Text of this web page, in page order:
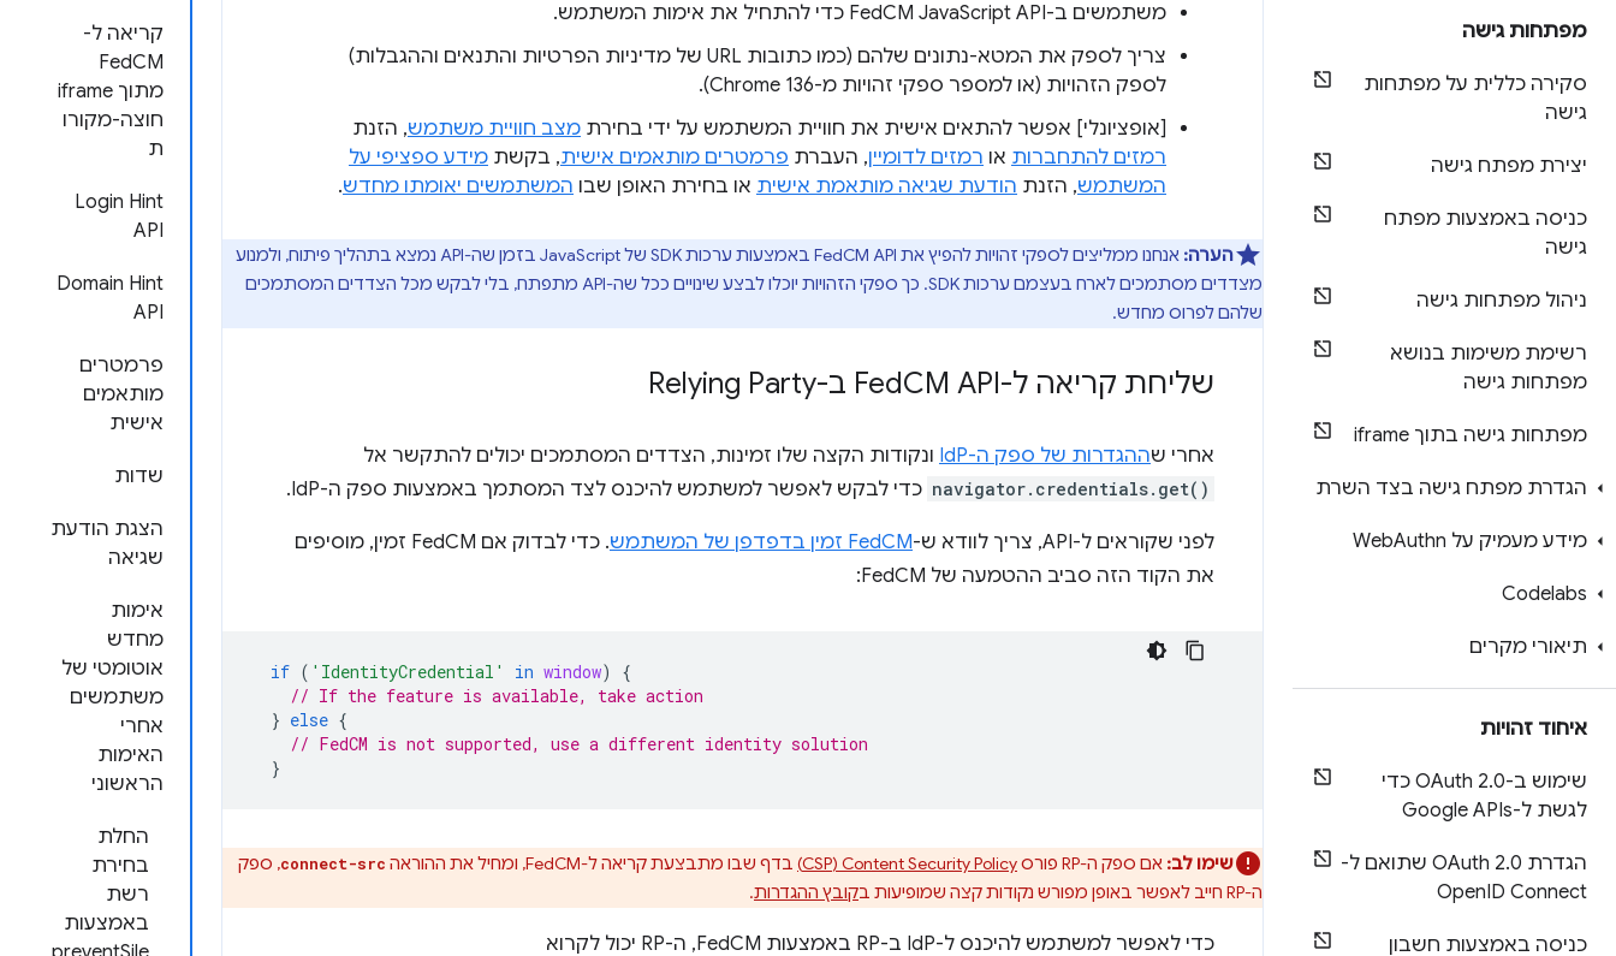
מפתחות גישה
סקירה כללית על מפתחות
גישה
יצירת מפתח גישה
כניסה באמצעות מפתח
גישה
ניהול מפתחות גישה
רשימת משימות בנושא
מפתחות גישה
מפתחות גישה בתוך iframe
הגדרת מפתח גישה בצד השרת
מידע מעמיק על Web Authn
Codelabs
תיאורי מקרים
איחוד זהויות
שימוש ב-OAuth 2 .
0 כדי
לגשת ל-Google APIs
הגדרת OAuth 2 .
0 שתואם ל-
OpenID Connect
כניסה באמצעות חשבון
קריאה ל-
FedCM
מתוך iframe
חוצה-מקורו
ת
Login Hint
API
Domain Hint
API
פרמטרים
מותאמים
אישית
שדות
הצגת הודעת
שגיאה
אימות
מחדש
אוטומטי של
משתמשים
אחרי
האימות
הראשוני
החלת
בחירת
רשת
באמצעות
משתמשים ב-FedCM JavaScript API כדי להתחיל את אימות המשתמש.
צריך לספק את המטא-נתונים שלהם (כמו כתובות URL של מדיניות הפרטיות והתנאים וההגבלות)
לספק הזהויות (או למספר ספקי זהויות מ-Chrome 136).
[אופציונלי] אפשר להתאים אישית את חוויית המשתמש על ידי בחירת מצב חוויית משתמש, הזנת
רמזים להתחברות או רמזים לדומיין, העברת פרמטרים מותאמים אישית, בקשת מידע ספציפי על
המשתמש, הזנת הודעת שגיאה מותאמת אישית או בחירת האופן שבו המשתמשים יאומתו מחדש.
הערה:
אנחנו ממליצים לספקי זהויות להפיץ את FedCM API באמצעות ערכות SDK של JavaScript בזמן שה-API נמצא בתהליך פיתוח, ולמנוע
מצדדים מסתמכים לארח בעצמם ערכות SDK. כך ספקי הזהויות יוכלו לבצע שינויים ככל שה-API מתפתח, בלי לבקש מכל הצדדים המסתמכים
שלהם לפרוס מחדש.
שליחת קריאה ל-FedCM API ב-Relying Party
אחרי שההגדרות של ספק ה-IdP ונקודות הקצה שלו זמינות, הצדדים המסתמכים יכולים להתקשר אל
navigator.credentials.get() כדי לבקש לאפשר למשתמש להיכנס לצד המסתמך באמצעות ספק ה-IdP.
לפני שקוראים ל-API, צריך לוודא ש- FedCM זמין בדפדפן של המשתמש
. כדי לבדוק אם FedCM זמין, מוסיפים
את הקוד הזה סביב ההטמעה של FedCM:
if ( 'IdentityCredential' in window)
{
// If the feature is available, take action
} else {
// FedCM is not supported, use a different identity solution
}
שימו לב: אם ספק ה-RP פורס Content Security Policy‏ (CSP) בדף שבו מתבצעת קריאה ל-FedCM, ומחיל את ההוראה connect-src, ספק
ה-RP חייב לאפשר באופן מפורש נקודות קצה שמופיעות ב
קובץ ההגדרות.
כדי לאפשר למשתמש להיכנס ל-IdP ב-RP באמצעות FedCM, ה-RP יכול לקרוא